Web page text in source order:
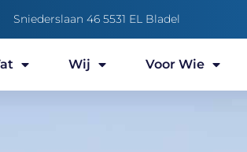
Sniederslaan 46 5531 EL Bladel
Wij Voor Wie